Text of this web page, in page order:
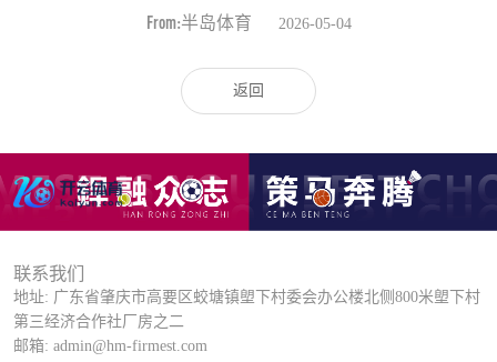
From:半岛体育 2026-05-04
返回
联系我们
地址: 广东省肇庆市高要区蛟塘镇塱下村委会办公楼北侧800米塱下村
第三经济合作社厂房之二
邮箱: admin@hm-firmest.com